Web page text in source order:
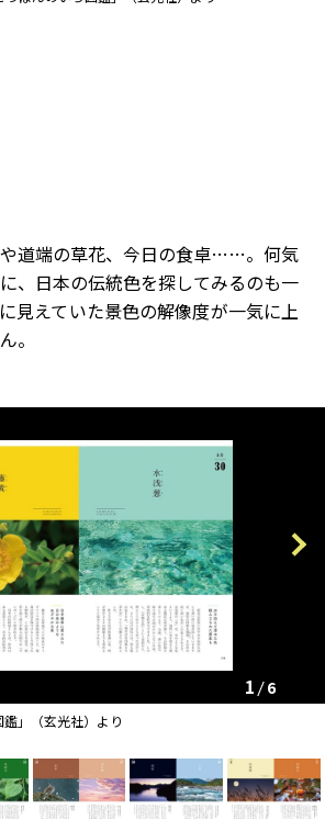
道端の草花、今日の食卓……。何気
、日本の伝統色を探してみるのも一
見えていた景色の解像度が一気に上
。
鑑」（玄光社）より
Next
1 6